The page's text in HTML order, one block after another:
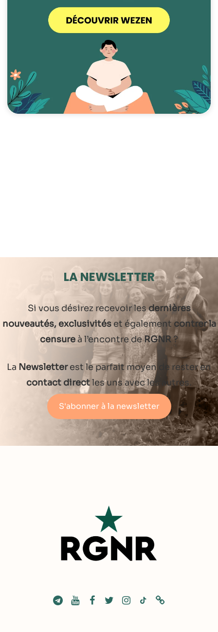
LA NEWSLETTER
Si vous désirez recevoir lesdernières
nouveautés, exclusivitéset également contrer la
censureà l’encontre deRGNR?
La Newsletterest le parfait moyen de rester en
contact directles uns avec les autres.
S'abonner à la newsletter